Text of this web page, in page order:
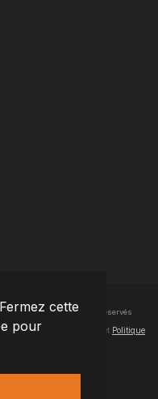
cette
pour
- Tous les droits sont réservés
Conditions d'utilisation et Politique